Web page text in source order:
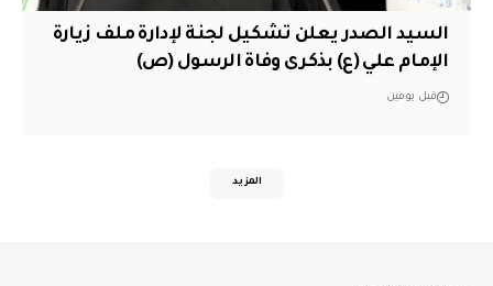
السيد الصدر يعلن تشكيل لجنة لإدارة ملف زيارة
الإمام علي (ع) بذكرى وفاة الرسول (ص)
قبل يومين
المزيد